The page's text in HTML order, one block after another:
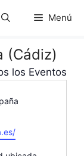
Menú
(Cádiz)
los Eventos